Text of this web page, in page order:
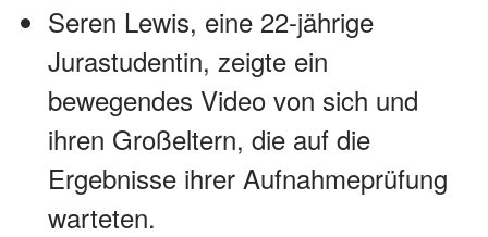
Seren Lewis, eine 22-jährige
Jurastudentin, zeigte ein
bewegendes Video von sich und
ihren Großeltern, die auf die
Ergebnisse ihrer Aufnahmeprüfung
warteten.